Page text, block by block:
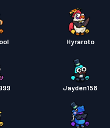
Hyraroto
Jayden158